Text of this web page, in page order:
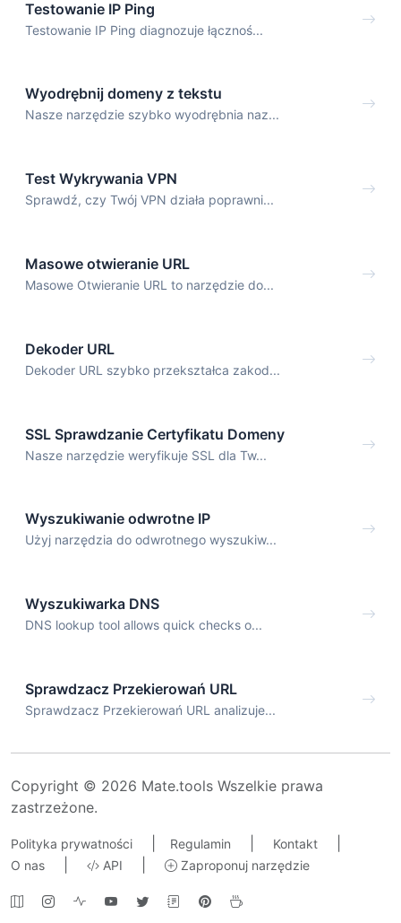
Testowanie IP Ping
Testowanie IP Ping diagnozuje łącznoś...
Wyodrębnij domeny z tekstu
Nasze narzędzie szybko wyodrębnia naz...
Test Wykrywania VPN
Sprawdź, czy Twój VPN działa poprawni...
Masowe otwieranie URL
Masowe Otwieranie URL to narzędzie do...
Dekoder URL
Dekoder URL szybko przekształca zakod...
SSL Sprawdzanie Certyfikatu Domeny
Nasze narzędzie weryfikuje SSL dla Tw...
Wyszukiwanie odwrotne IP
Użyj narzędzia do odwrotnego wyszukiw...
Wyszukiwarka DNS
DNS lookup tool allows quick checks o...
Sprawdzacz Przekierowań URL
Sprawdzacz Przekierowań URL analizuje...
Copyright © 2026 Mate.tools Wszelkie prawa
zastrzeżone.
Polityka prywatności Regulamin Kontakt
O nas API Zaproponuj narzędzie